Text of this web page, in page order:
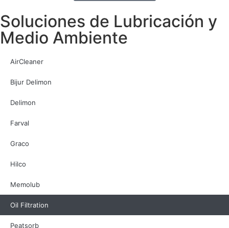
Soluciones de Lubricación y
Medio Ambiente
AirCleaner
Bijur Delimon
Delimon
Farval
Graco
Hilco
Memolub
Oil Filtration
Peatsorb